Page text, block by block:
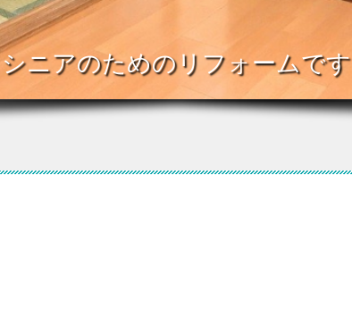
シニアのためのリフォームです